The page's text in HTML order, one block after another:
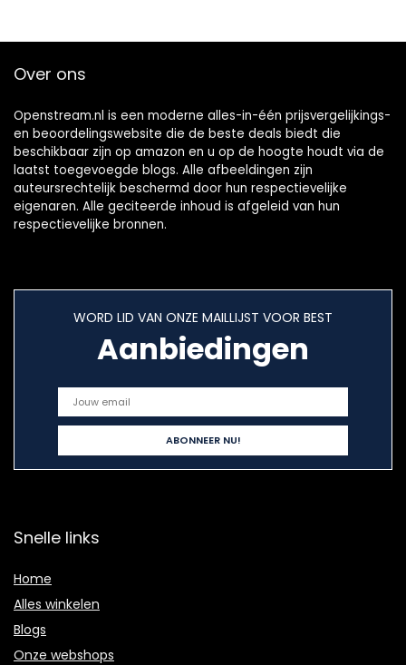
Over ons
Openstream.nl is een moderne alles-in-één prijsvergelijkings-
en beoordelingswebsite die de beste deals biedt die
beschikbaar zijn op amazon en u op de hoogte houdt via de
laatst toegevoegde blogs. Alle afbeeldingen zijn
auteursrechtelijk beschermd door hun respectievelijke
eigenaren. Alle geciteerde inhoud is afgeleid van hun
respectievelijke bronnen.
WORD LID VAN ONZE MAILLIJST VOOR BEST
Aanbiedingen
Snelle links
Home
Alles winkelen
Blogs
Onze webshops